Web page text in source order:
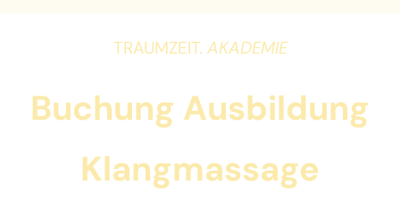
TRAUMZEIT. AKADEMIE
Buchung Ausbildung
Klangmassage